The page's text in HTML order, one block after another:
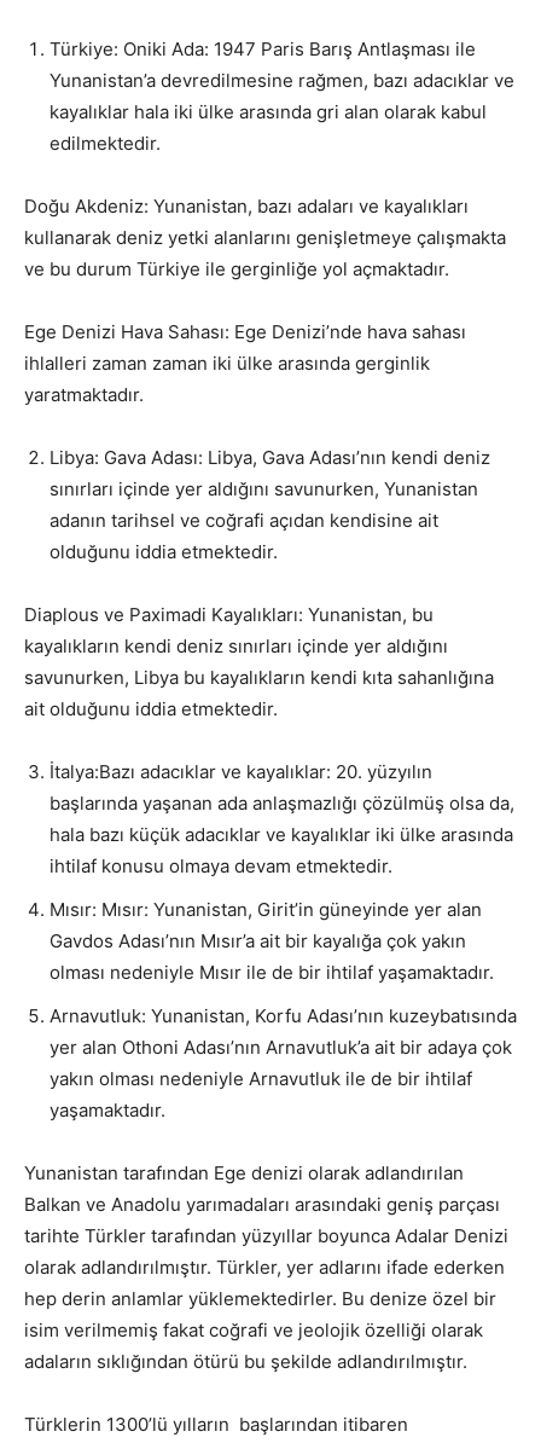
Türkiye: Oniki Ada: 1947 Paris Barış Antlaşması ile
Yunanistan’a devredilmesine rağmen, bazı adacıklar ve
kayalıklar hala iki ülke arasında gri alan olarak kabul
edilmektedir.
Doğu Akdeniz: Yunanistan, bazı adaları ve kayalıkları
kullanarak deniz yetki alanlarını genişletmeye çalışmakta
ve bu durum Türkiye ile gerginliğe yol açmaktadır.
Ege Denizi Hava Sahası: Ege Denizi’nde hava sahası
ihlalleri zaman zaman iki ülke arasında gerginlik
yaratmaktadır.
Libya: Gava Adası: Libya, Gava Adası’nın kendi deniz
sınırları içinde yer aldığını savunurken, Yunanistan
adanın tarihsel ve coğrafi açıdan kendisine ait
olduğunu iddia etmektedir.
Diaplous ve Paximadi Kayalıkları: Yunanistan, bu
kayalıkların kendi deniz sınırları içinde yer aldığını
savunurken, Libya bu kayalıkların kendi kıta sahanlığına
ait olduğunu iddia etmektedir.
İtalya:Bazı adacıklar ve kayalıklar: 20. yüzyılın
başlarında yaşanan ada anlaşmazlığı çözülmüş olsa da,
hala bazı küçük adacıklar ve kayalıklar iki ülke arasında
ihtilaf konusu olmaya devam etmektedir.
Mısır: Mısır: Yunanistan, Girit’in güneyinde yer alan
Gavdos Adası’nın Mısır’a ait bir kayalığa çok yakın
olması nedeniyle Mısır ile de bir ihtilaf yaşamaktadır.
Arnavutluk: Yunanistan, Korfu Adası’nın kuzeybatısında
yer alan Othoni Adası’nın Arnavutluk’a ait bir adaya çok
yakın olması nedeniyle Arnavutluk ile de bir ihtilaf
yaşamaktadır.
Yunanistan tarafından Ege denizi olarak adlandırılan
Balkan ve Anadolu yarımadaları arasındaki geniş parçası
tarihte Türkler tarafından yüzyıllar boyunca Adalar Denizi
olarak adlandırılmıştır. Türkler, yer adlarını ifade ederken
hep derin anlamlar yüklemektedirler. Bu denize özel bir
isim verilmemiş fakat coğrafi ve jeolojik özelliği olarak
adaların sıklığından ötürü bu şekilde adlandırılmıştır.
Türklerin 1300’lü yılların başlarından itibaren